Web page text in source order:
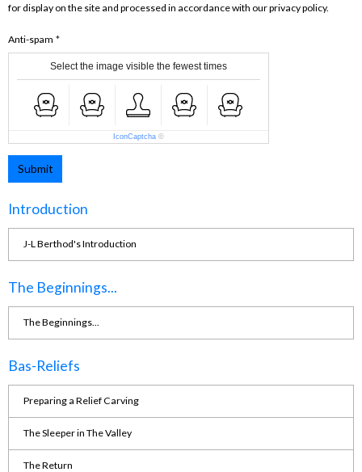
for display on the site and processed in accordance with our privacy policy.
Anti-spam
Select the image visible the fewest times
IconCaptcha ©
Submit
Introduction
J-L Berthod's Introduction
The Beginnings...
The Beginnings...
Bas-Reliefs
Preparing a Relief Carving
The Sleeper in The Valley
The Return